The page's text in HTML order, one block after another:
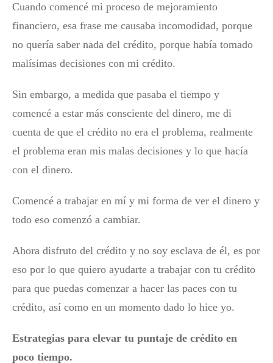
Cuando comencé mi proceso de mejoramiento
financiero, esa frase me causaba incomodidad, porque
no quería saber nada del crédito, porque había tomado
malísimas decisiones con mi crédito.
Sin embargo, a medida que pasaba el tiempo y
comencé a estar más consciente del dinero, me di
cuenta de que el crédito no era el problema, realmente
el problema eran mis malas decisiones y lo que hacía
con el dinero.
Comencé a trabajar en mí y mi forma de ver el dinero y
todo eso comenzó a cambiar.
Ahora disfruto del crédito y no soy esclava de él, es por
eso por lo que quiero ayudarte a trabajar con tu crédito
para que puedas comenzar a hacer las paces con tu
crédito, así como en un momento dado lo hice yo.
Estrategias para elevar tu puntaje de crédito en
poco tiempo.